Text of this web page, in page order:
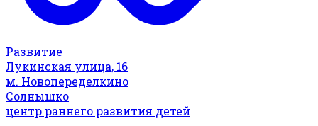
Развитие
Лукинская улица, 16
м. Новопеределкино
Солнышко
центр раннего развития детей